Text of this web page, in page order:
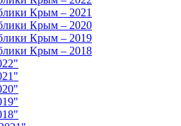
Крым – 2021
Крым – 2020
Крым – 2019
Крым – 2018